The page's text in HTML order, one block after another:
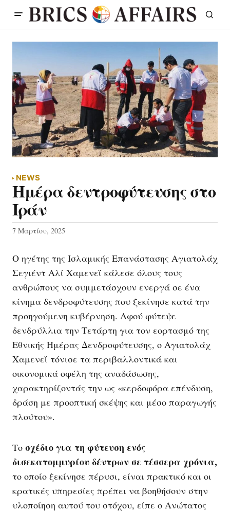
NEWS
Ημέρα δεντροφύτευσης στο
Ιράν
7 Μαρτίου, 2025
Ο ηγέτης της Ισλαμικής Επανάστασης Αγιατολάχ
Σεγιέντ Αλί Χαμενεΐ κάλεσε όλους τους
ανθρώπους να συμμετάσχουν ενεργά σε ένα
κίνημα δενδροφύτευσης που ξεκίνησε κατά την
προηγούμενη κυβέρνηση. Αφού φύτεψε
δενδρύλλια την Τετάρτη για τον εορτασμό της
Εθνικής Ημέρας Δενδροφύτευσης, ο Αγιατολάχ
Χαμενεΐ τόνισε τα περιβαλλοντικά και
οικονομικά οφέλη της αναδάσωσης,
χαρακτηρίζοντάς την ως «κερδοφόρα επένδυση,
δράση με προοπτική σκέψης και μέσο παραγωγής
πλούτου».
Το σχέδιο για τη φύτευση ενός
δισεκατομμυρίου δέντρων σε τέσσερα χρόνια,
το οποίο ξεκίνησε πέρυσι, είναι πρακτικό και οι
κρατικές υπηρεσίες πρέπει να βοηθήσουν στην
υλοποίηση αυτού του στόχου, είπε ο Ανώτατος